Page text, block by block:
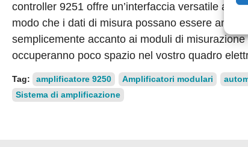
controller 9251 offre un’interfaccia versatile al
modo che i dati di misura possano essere
semplicemente accanto ai moduli di
occuperanno poco spazio nel vostro quadro
Tag: amplificatore 9250 Amplificatori modulari
Sistema di amplificazione